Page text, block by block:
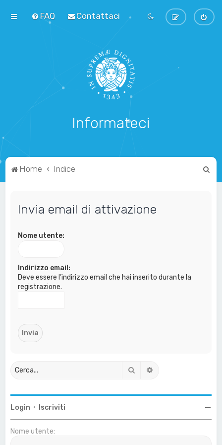
FAQ Contattaci
Informateci
Home Indice
Invia email di attivazione
Nome utente:
Indirizzo email:
Deve essere l’indirizzo email che hai inserito durante la
registrazione.
Cerca
Login • Iscriviti
Nome utente: